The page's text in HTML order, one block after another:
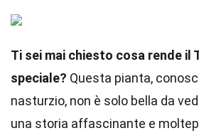
Ti sei mai chiesto cosa rende il
speciale? Questa pianta,
nasturzio, non è solo bella da
una storia affascinante e